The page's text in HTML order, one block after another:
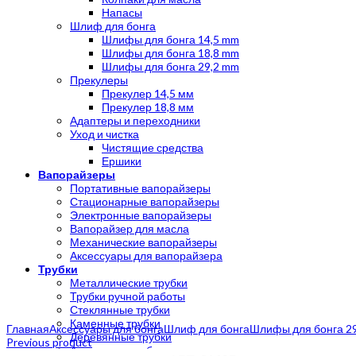
Напасы
Шлиф для бонга
Шлифы для бонга 14,5 mm
Шлифы для бонга 18,8 mm
Шлифы для бонга 29,2 mm
Прекулеры
Прекулер 14,5 мм
Прекулер 18,8 мм
Адаптеры и переходники
Уход и чистка
Чистящие средства
Ершики
Вапорайзеры
Портативные вапорайзеры
Стационарные вапорайзеры
Электронные вапорайзеры
Вапорайзер для масла
Механические вапорайзеры
Аксессуары для вапорайзера
Трубки
Металлические трубки
Трубки ручной работы
Стеклянные трубки
Каменные трубки
Деревянные трубки
Акриловые трубки
Click to enlarge
ГлавнаяАксессуары для бонгаШлиф для бонгаШлифы для бонга
Previous product